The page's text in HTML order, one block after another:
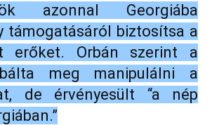
azonnal Georgiába
támogatásáról biztosítsa a
erőket. Orbán szerint a
meg manipulálni a
de érvényesült “a nép